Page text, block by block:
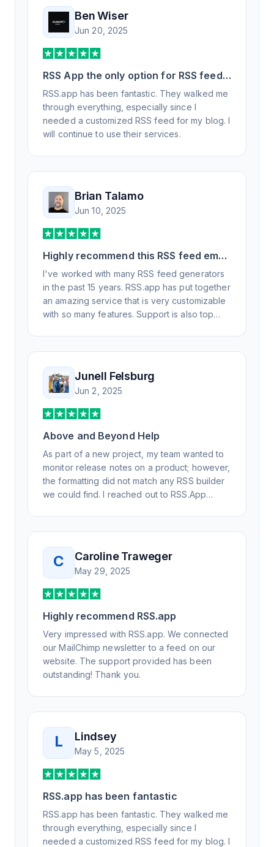
Ben Wiser
Jun 20, 2025
RSS App the only option for RSS feed
generation
RSS.app has been fantastic. They walked me
through everything, especially since I
needed a customized RSS feed for my blog. I
will continue to use their services.
Brian Talamo
Jun 10, 2025
Highly recommend this RSS feed email
/ widget generator service.
I've worked with many RSS feed generators
in the past 15 years. RSS.app has put together
an amazing service that is very customizable
with so many features. Support is also top
professionally. Highly recommend for all your
RSS feed needs. Our trucking news hub
website couldn't work without it. Thank you.
Junell Felsburg
Jun 2, 2025
Above and Beyond Help
As part of a new project, my team wanted to
monitor release notes on a product; however,
the formatting did not match any RSS builder
we could find. I reached out to RSS.App
day, but I spoke to someone who was
knowledgeable, kind, and clearly wanted to
understand the issue. It has been a few
weeks, but after many revisions and direct
support, all of my release notes are in a way
that my users understand and find value in.
Honestly, it has been an exceptional
experience, and I will be pushing everyone I
know to RSS.app for their RSS needs.
C Caroline Traweger
May 29, 2025
Highly recommend RSS.app
Very impressed with RSS.app. We connected
our MailChimp newsletter to a feed on our
website. The support provided has been
outstanding! Thank you.
L Lindsey
May 5, 2025
RSS.app has been fantastic
RSS.app has been fantastic. They walked me
through everything, especially since I
needed a customized RSS feed for my blog. I